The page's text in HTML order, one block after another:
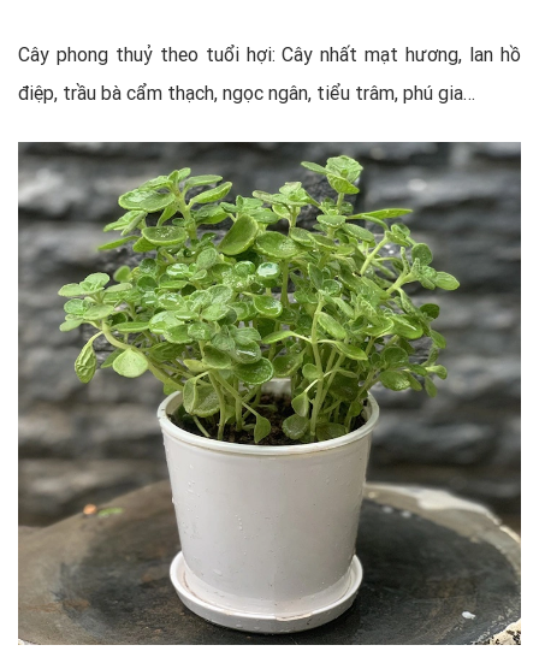
Cây phong thuỷ theo tuổi hợi: Cây nhất mạt hương, lan hồ
điệp, trầu bà cẩm thạch, ngọc ngân, tiểu trâm, phú gia…